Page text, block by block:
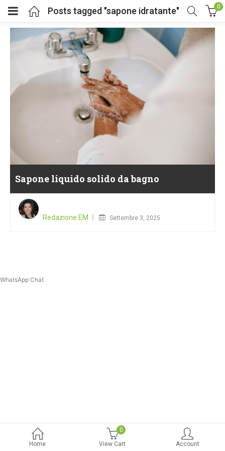
Posts tagged "sapone idratante" 0
Home
0
View Cart
Account
Sapone liquido solido da bagno
Redazione EM
Settembre 3, 2025
WhatsApp Chat